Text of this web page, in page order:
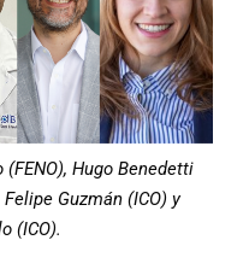
Hugo Benedetti
Guzmán (ICO) y
(ICO).